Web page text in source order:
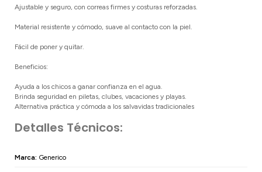
Ajustable y seguro, con correas firmes y costuras reforzadas.
Material resistente y cómodo, suave al contacto con la piel.
Fácil de poner y quitar.
Beneficios:
Ayuda a los chicos a ganar confianza en el agua.
Brinda seguridad en piletas, clubes, vacaciones y playas.
Alternativa práctica y cómoda a los salvavidas tradicionales
Detalles Técnicos:
Marca: Generico